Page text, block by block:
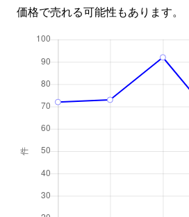
価格で売れる可能性もあります。